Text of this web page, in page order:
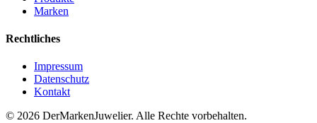
Marken
Rechtliches
Impressum
Datenschutz
Kontakt
© 2026 DerMarkenJuwelier. Alle Rechte vorbehalten.